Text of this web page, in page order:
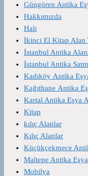
Güngören Antika
Hakkımızda
Halı
İkinci El Kitap Alan
İstanbul Antika
İstanbul Antika
Kadıköy Antika
Kağıthane Antika
Kartal Antika Eşya
Kitap
kılıç Alanlar
Kılıç Alanlar
Küçükçekmece
Maltepe Antika
Mobilya